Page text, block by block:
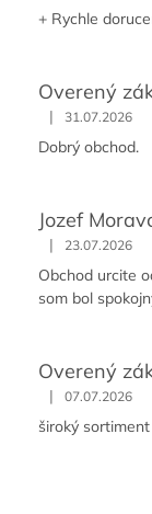
+ Rychle
Overený
| 31.07.2026
Dobrý obchod.
Jozef
| 23.07.2026
Obchod urcite
som bol
Overený
| 07.07.2026
široký